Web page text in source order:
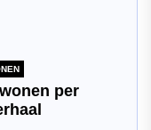
per